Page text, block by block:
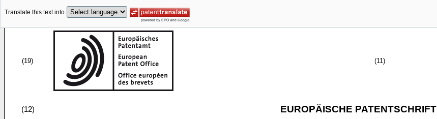
Translate this text into
(19) (11)
(12) EUROPÄISCHE PATENTSCHRIFT